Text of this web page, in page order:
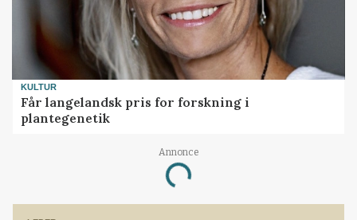
KULTUR
Får langelandsk pris for forskning i
plantegenetik
Annonce
Loading...